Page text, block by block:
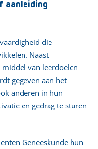
aanleiding
die
Naast
van leerdoelen
gegeven aan het
anderen in hun
en gedrag te sturen
Geneeskunde hun